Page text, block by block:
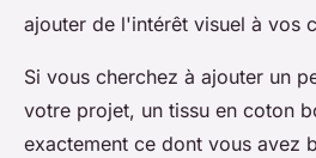
ajouter de l'intérêt visuel à vos
Si vous cherchez à ajouter un
votre projet, un tissu en coton
exactement ce dont vous avez